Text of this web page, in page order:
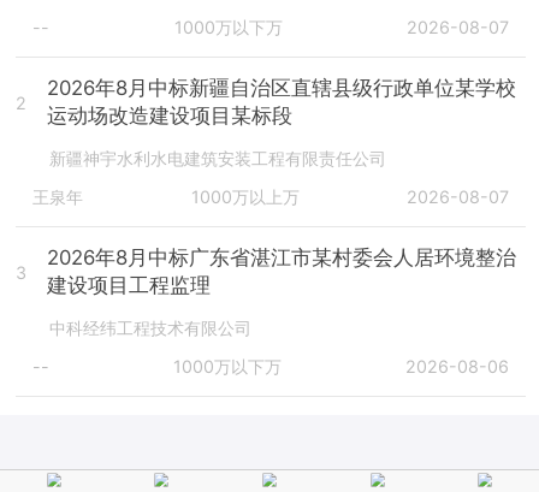
--
1000万以下万 2026-08-07
2
2026年8月中标新疆自治区直辖县级行政单位某学校
运动场改造建设项目某标段
新疆神宇水利水电建筑安装工程有限责任公司
王泉年
1000万以上万 2026-08-07
3
2026年8月中标广东省湛江市某村委会人居环境整治
建设项目工程监理
中科经纬工程技术有限公司
--
1000万以下万 2026-08-06